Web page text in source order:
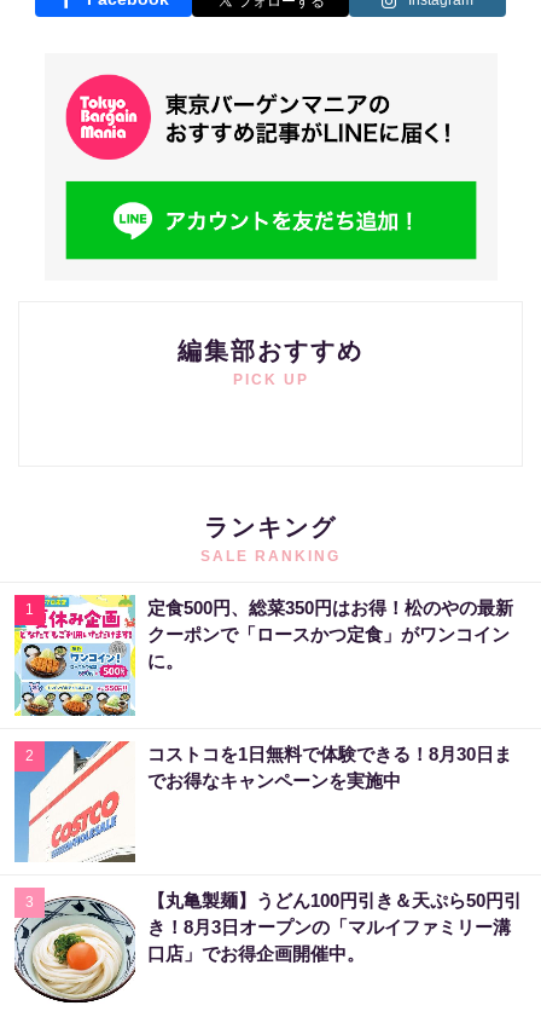
編集部おすすめ
PICK UP
ランキング
SALE RANKING
1
定食500円、総菜350円はお得！松のやの最新
クーポンで「ロースかつ定食」がワンコイン
に。
2
コストコを1日無料で体験できる！8月30日ま
でお得なキャンペーンを実施中
3
【丸亀製麺】うどん100円引き＆天ぷら50円引
き！8月3日オープンの「マルイファミリー溝
口店」でお得企画開催中。